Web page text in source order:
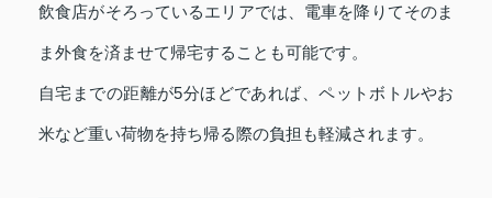
飲食店がそろっているエリアでは、電車を降りてそのま
ま外食を済ませて帰宅することも可能です。
自宅までの距離が5分ほどであれば、ペットボトルやお
米など重い荷物を持ち帰る際の負担も軽減されます。